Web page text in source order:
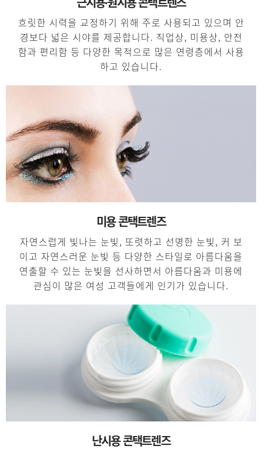
흐릿한 시력을 교정하기 위해 주로 사용되고 있으며 안
경보다 넓은 시야를 제공합니다. 직업상, 미용상, 안전
함과 편리함 등 다양한 목적으로 많은 연령층에서 사용
하고 있습니다.
미용 콘택트렌즈
자연스럽게 빛나는 눈빛, 또렷하고 선명한 눈빛, 커 보
이고 자연스러운 눈빛 등 다양한 스타일로 아름다움을
연출할 수 있는 눈빛을 선사하면서 아름다움과 미용에
관심이 많은 여성 고객들에게 인기가 있습니다.
난시용 콘택트렌즈